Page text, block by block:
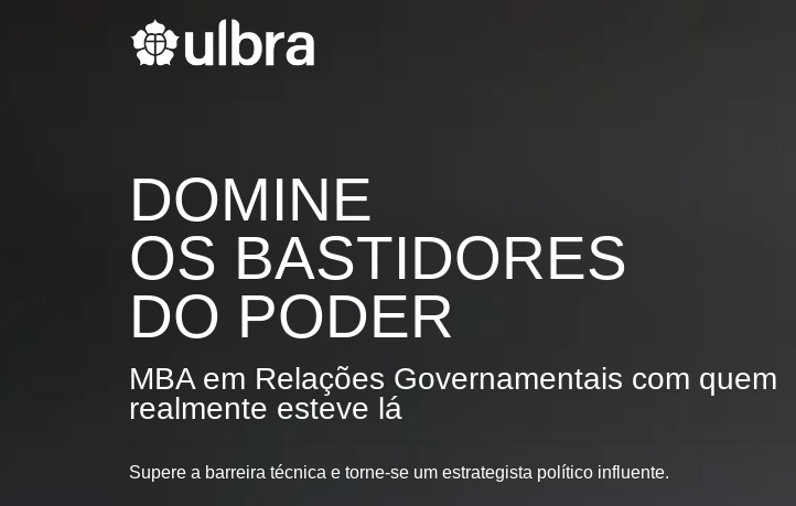
DOMINE
OS BASTIDORES
DO PODER
MBA em Relações Governamentais com quem
realmente esteve lá
Supere a barreira técnica e torne-se um estrategista político influente.